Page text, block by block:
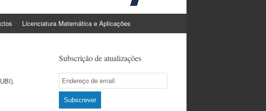
Licenciatura Matemática e Aplicações
Subscrição de atualizações
Email
Subscription
Subscrever